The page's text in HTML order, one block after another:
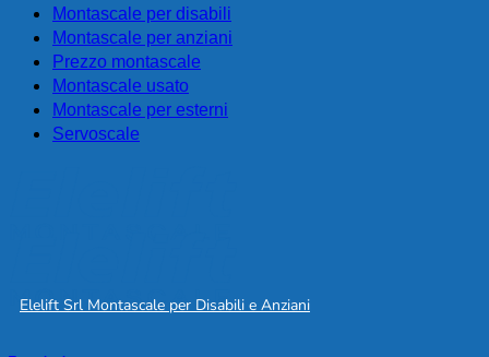
Montascale per disabili
Montascale per anziani
Prezzo montascale
Montascale usato
Montascale per esterni
Servoscale
Elelift Srl Montascale per Disabili e Anziani